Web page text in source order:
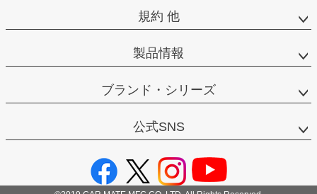
規約 他
製品情報
ブランド・シリーズ
公式SNS